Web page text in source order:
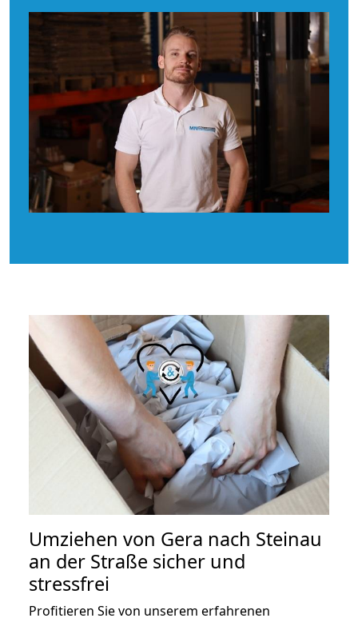
Umziehen von Gera nach Steinau
an der Straße sicher und
stressfrei
Profitieren Sie von unserem erfahrenen